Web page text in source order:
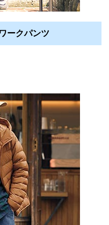
ークパンツ